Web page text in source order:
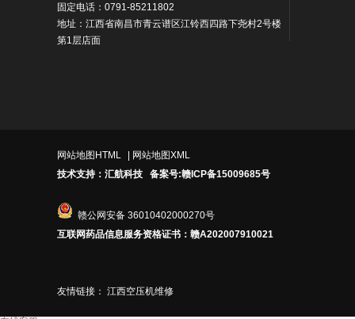
固定电话：0791-85211802
地址： 江西省南昌市青云谱区江铃西四路下尧村2号楼
第1层店面
网站地图HTML | 网站地图XML
技术支持：汇航科技 备案号:赣ICP备15009685号
赣公网安备 36010402000270号
互联网药品信息服务资格证书：赣A202007910021
友情链接： 江西空压机维修